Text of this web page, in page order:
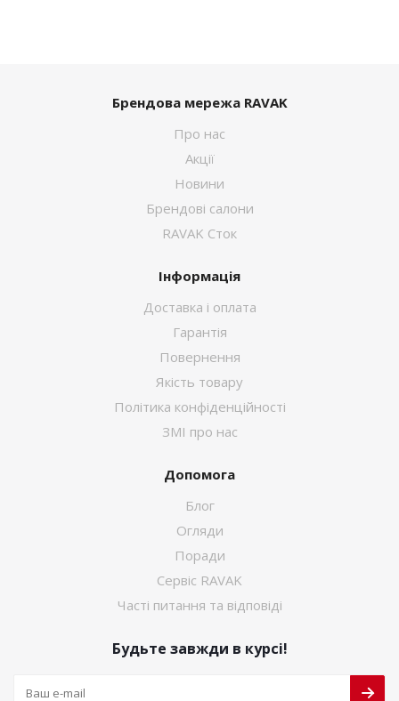
Брендова мережа RAVAK
Про нас
Акції
Новини
Брендові салони
RAVAK Сток
Інформація
Доставка і оплата
Гарантія
Повернення
Якість товару
Політика конфіденційності
ЗМІ про нас
Допомога
Блог
Огляди
Поради
Сервіс RAVAK
Часті питання та відповіді
Будьте завжди в курсі!